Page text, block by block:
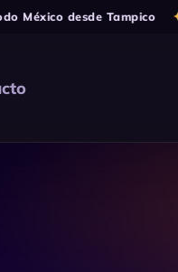
desde Tampico